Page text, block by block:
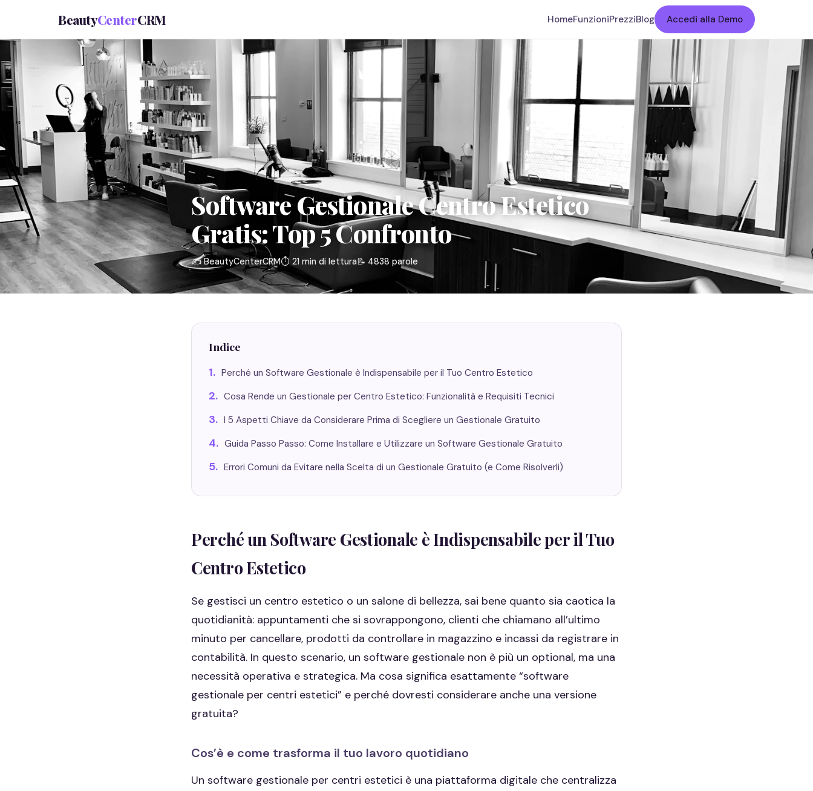
BeautyCenterCRM HomeFunzioniPrezziBlog Accedi alla Demo
Software Gestionale Centro Estetico
Gratis: Top 5 Confronto
✍️ BeautyCenterCRM⏱️ 21 min di lettura📝 4838 parole
Indice
Perché un Software Gestionale è Indispensabile per il Tuo Centro Estetico
Cosa Rende un Gestionale per Centro Estetico: Funzionalità e Requisiti Tecnici
I 5 Aspetti Chiave da Considerare Prima di Scegliere un Gestionale Gratuito
Guida Passo Passo: Come Installare e Utilizzare un Software Gestionale Gratuito
Errori Comuni da Evitare nella Scelta di un Gestionale Gratuito (e Come Risolverli)
Perché un Software Gestionale è Indispensabile per il Tuo
Centro Estetico
Se gestisci un centro estetico o un salone di bellezza, sai bene quanto sia caotica la
quotidianità: appuntamenti che si sovrappongono, clienti che chiamano all’ultimo
minuto per cancellare, prodotti da controllare in magazzino e incassi da registrare in
contabilità. In questo scenario, un software gestionale non è più un optional, ma una
necessità operativa e strategica. Ma cosa significa esattamente “software
gestionale per centri estetici” e perché dovresti considerare anche una versione
gratuita?
Cos’è e come trasforma il tuo lavoro quotidiano
Un software gestionale per centri estetici è una piattaforma digitale che centralizza